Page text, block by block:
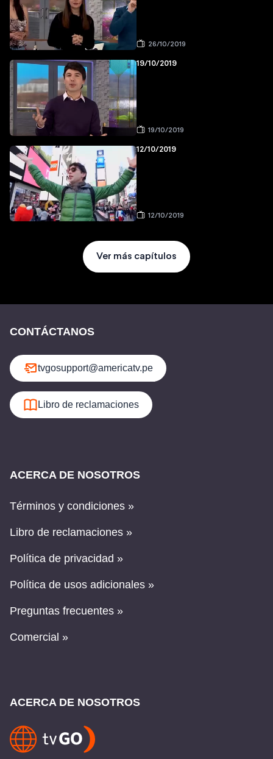
26/10/2019
19/10/2019
19/10/2019
12/10/2019
12/10/2019
Ver más capítulos
CONTÁCTANOS
tvgosupport@americatv.pe
Libro de reclamaciones
ACERCA DE NOSOTROS
Términos y condiciones »
Libro de reclamaciones »
Política de privacidad »
Política de usos adicionales »
Preguntas frecuentes »
Comercial »
ACERCA DE NOSOTROS